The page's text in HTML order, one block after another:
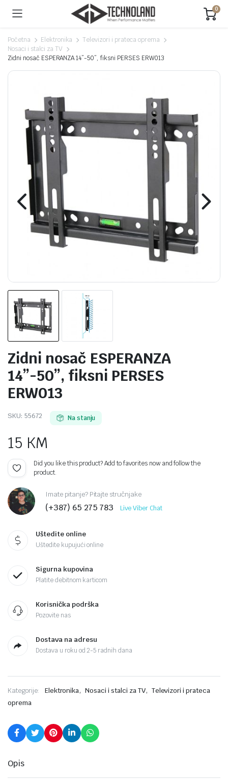
0
Početna Elektronika
Televizori i prateca oprema
Nosaci i stalci za TV
Zidni nosač ESPERANZA 14”-50”, fiksni PERSES ERW013
Zidni nosač ESPERANZA
14”-50”, fiksni PERSES
ERW013
SKU: 55672 Na stanju
15 KM
Did you like this product? Add to favorites now and follow the
product.
Imate pitanje? Pitajte stručnjake
(+387) 65 275 783 Live Viber Chat
Uštedite online
Uštedite kupujući online
Sigurna kupovina
Platite debitnom karticom
Korisnička podrška
Pozovite nas
Dostava na adresu
Dostava u roku od 2-5 radnih dana
Kategorije: Elektronika, Nosaci i stalci za TV, Televizori i prateca
oprema
Opis